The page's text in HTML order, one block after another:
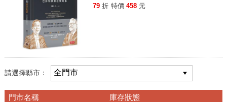
79 折 特價 458 元
請選擇縣市：
門市名稱 庫存狀態